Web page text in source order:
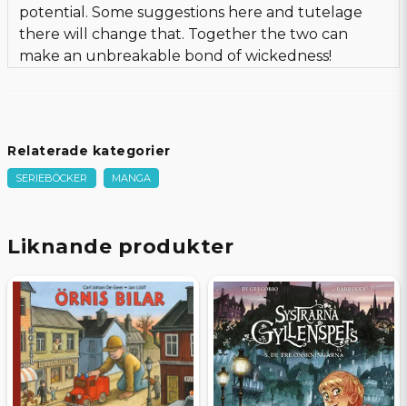
potential. Some suggestions here and tutelage
there will change that. Together the two can
make an unbreakable bond of wickedness!
Relaterade kategorier
SERIEBÖCKER MANGA
Liknande produkter